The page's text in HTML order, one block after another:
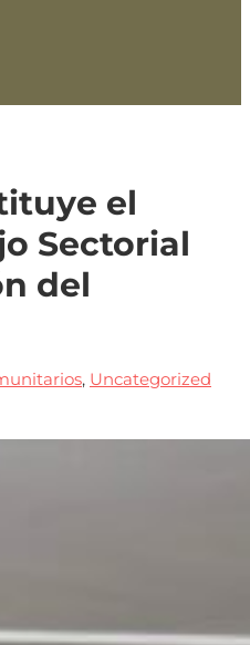
el
Sectorial
del
, Uncategorized